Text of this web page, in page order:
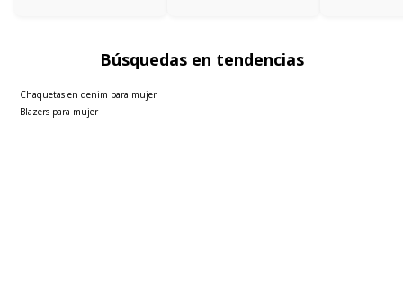
Búsquedas en tendencias
Chaquetas en denim para mujer
Blazers para mujer